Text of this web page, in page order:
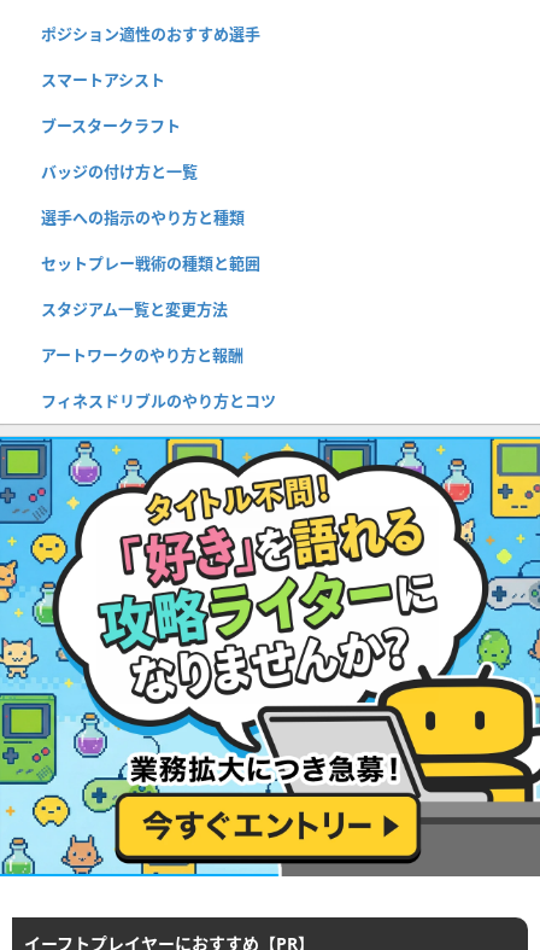
ポジション適性のおすすめ選手
スマートアシスト
ブースタークラフト
バッジの付け方と一覧
選手への指示のやり方と種類
セットプレー戦術の種類と範囲
スタジアム一覧と変更方法
アートワークのやり方と報酬
フィネスドリブルのやり方とコツ
イーフトプレイヤーにおすすめ【PR】